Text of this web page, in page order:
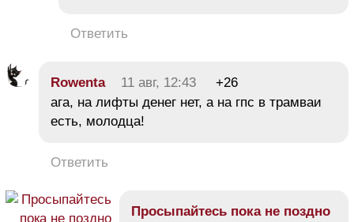
Ответить
Rowenta 11 авг, 12:43
+26
ага, на лифты денег нет, а на гпс в трамваи
есть, молодца!
Ответить
Просыпайтесь пока не поздно